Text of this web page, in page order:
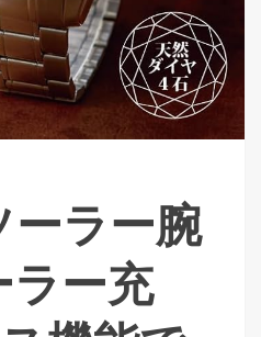
ラー腕
ー充